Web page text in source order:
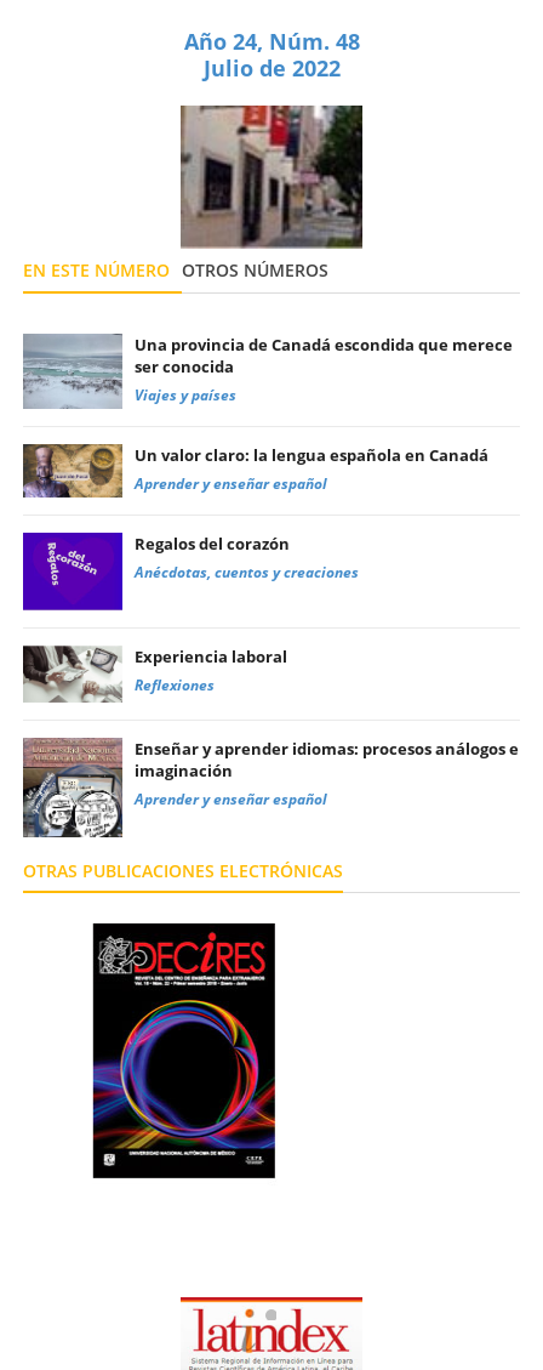
Año 24, Núm. 48
Julio de 2022
EN ESTE NÚMERO OTROS NÚMEROS
Una provincia de Canadá escondida que merece
ser conocida
Viajes y países
Un valor claro: la lengua española en Canadá
Aprender y enseñar español
Regalos del corazón
Anécdotas, cuentos y creaciones
Experiencia laboral
Reflexiones
Enseñar y aprender idiomas: procesos análogos e
imaginación
Aprender y enseñar español
OTRAS PUBLICACIONES ELECTRÓNICAS